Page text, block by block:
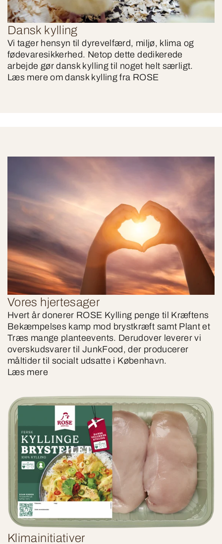
Dansk kylling
Vi tager hensyn til dyrevelfærd, miljø, klima og
fødevaresikkerhed. Netop dette dedikerede
arbejde gør dansk kylling til noget helt særligt.
Læs mere om dansk kylling fra ROSE
Vores hjertesager
Hvert år donerer ROSE Kylling penge til Kræftens
Bekæmpelses kamp mod brystkræft samt Plant et
Træs mange planteevents. Derudover leverer vi
overskudsvarer til JunkFood, der producerer
måltider til socialt udsatte i København.
Læs mere
Klimainitiativer